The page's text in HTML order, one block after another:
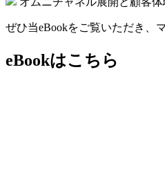
ぜひ当eBookをご覧いただき、
eBookはこちら